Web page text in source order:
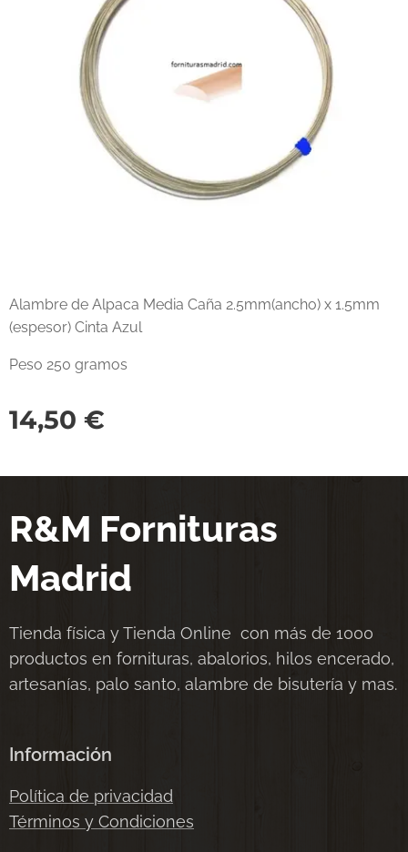
Alambre de Alpaca Media Caña 2.5mm(ancho) x 1.5mm
(espesor) Cinta Azul
Peso 250 gramos
14,50 €
R&M Fornituras
Madrid
Tienda física y Tienda Online con más de 1000
productos en fornituras, abalorios, hilos encerado,
artesanías, palo santo, alambre de bisutería y mas.
Información
Política de privacidad
Términos y Condiciones